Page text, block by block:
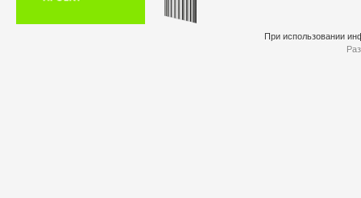
При использовании